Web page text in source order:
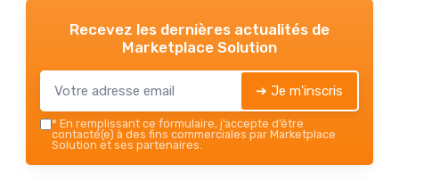
Recevez les dernières actualités de
Marketplace Solution
➔ Je m'inscris
* En remplissant ce formulaire, j’accepte d’être
contacté(e) à des fins commerciales par Marketplace
Solution et ses partenaires.